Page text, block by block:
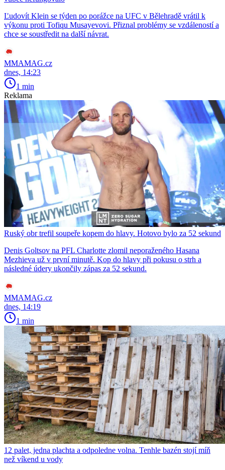
Ľudovít Klein se týden po porážce na UFC v Bělehradě vrátil k
výkonu proti Tofiqu Musayevovi. Přiznal problémy se vzdáleností a
chce se soustředit na další návrat.
MMAMAG.cz
dnes, 14:23
1 min
Reklama
Ruský obr trefil soupeře kopem do hlavy. Hotovo bylo za 52 sekund
Denis Goltsov na PFL Charlotte zlomil neporaženého Hasana
Mezhieva už v první minutě. Kop do hlavy při pokusu o strh a
následné údery ukončily zápas za 52 sekund.
MMAMAG.cz
dnes, 14:19
1 min
12 palet, jedna plachta a odpoledne volna. Tenhle bazén stojí míň
než víkend u vody